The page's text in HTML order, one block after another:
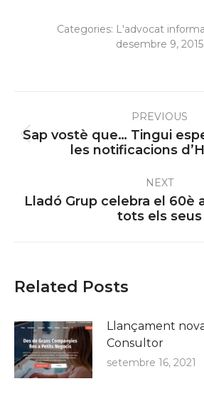
Categories: L'advocat informa
desembre 9, 2015
navigationPREVIOUS
post:
Sap vostè que… Tingui
les notificacions
NEXT
Next
post:
Lladó Grup celebra el 60è
tots els seus
Related Posts
Llançament
Consultor
setembre 16, 2021